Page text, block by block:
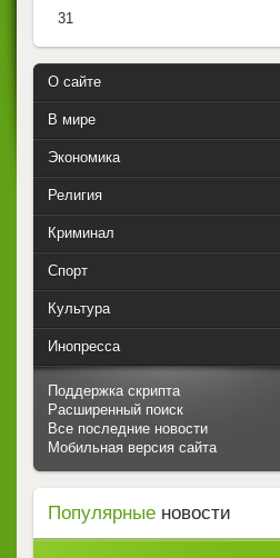
31
О сайте
В мире
Экономика
Религия
Криминал
Спорт
Культура
Инопресса
Поддержка скрипта
Расширенный поиск
Все последние новости
Мобильная версия сайта
Популярные новости